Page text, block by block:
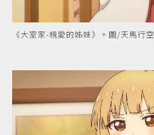
《大室家-親愛的姊妹》。圖/天馬行空